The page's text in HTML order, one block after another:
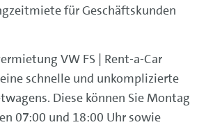
für Geschäftskunden
VW FS | Rent-a-Car
schnelle und unkomplizierte
Diese können Sie Montag
07:00 und 18:00 Uhr sowie